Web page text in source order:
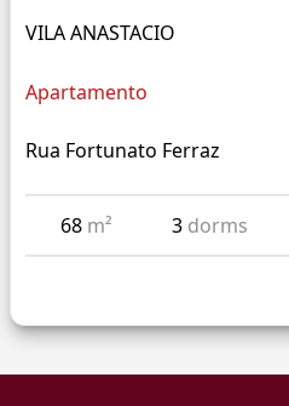
VILA ANASTACIO
Apartamento
Rua Fortunato Ferraz
68 m² 3 dorms